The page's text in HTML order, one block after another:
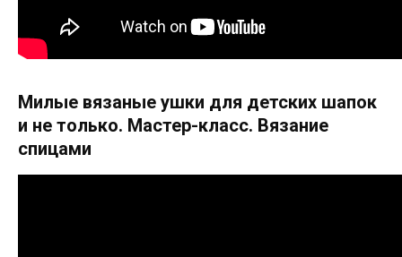
Милые вязаные ушки для детских шапок
и не только. Мастер-класс. Вязание
спицами